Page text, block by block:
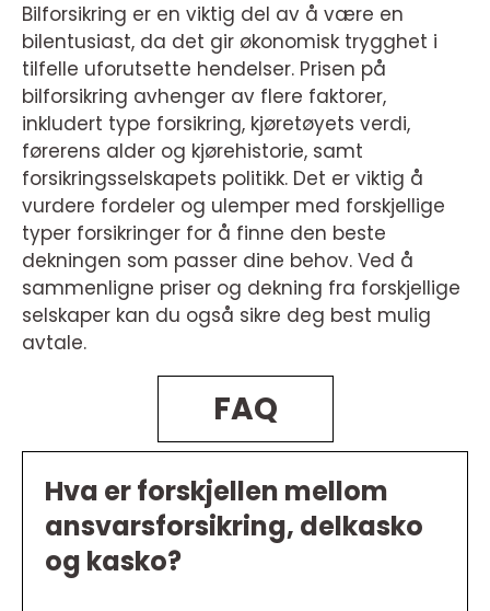
Bilforsikring er en viktig del av å være en
bilentusiast, da det gir økonomisk trygghet i
tilfelle uforutsette hendelser. Prisen på
bilforsikring avhenger av flere faktorer,
inkludert type forsikring, kjøretøyets verdi,
førerens alder og kjørehistorie, samt
forsikringsselskapets politikk. Det er viktig å
vurdere fordeler og ulemper med forskjellige
typer forsikringer for å finne den beste
dekningen som passer dine behov. Ved å
sammenligne priser og dekning fra forskjellige
selskaper kan du også sikre deg best mulig
avtale.
FAQ
Hva er forskjellen mellom
ansvarsforsikring, delkasko
og kasko?